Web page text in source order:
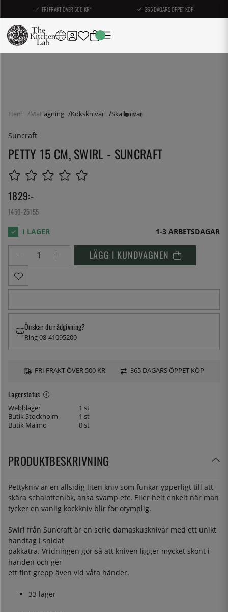
FRI FRAKT ÖVER 500 KR* 365 DAGARS ÖPPET KÖP
Hem Matlagning Köksknivar Skalknivar
Suncraft
PETTY 15 CM, SWIRL - SUNCRAFT
1829:-
1450-25155
1-3 ARBETSDAGAR
LÄGG I KUNDVAGNEN
Lagerstatus
Webblager
1 st
Butik Stockholm
1 st
Butik Malmö
0 st
Önskar du rådgivning?
Ring 08-41095200
FRI FRAKT ÖVER 500 KR 365 DAGARS ÖPPET KÖP
PRODUKTBESKRIVNING
Pettykniv är en allsidig liten kniv som funkar ypperligt till att
skära schalottenlök, ansa svamp etc. Eller helt enkelt när man
tycker en vanlig kockkniv blir för otymplig.
Swirl från Suncraft är en serie damaskusknivar med ett unikt
handtag i snidat
pakkaträ. Vridningen gör så att kniven ligger mycket skönt i
handen och ger
ett fint grepp även vid våta händer.
33 lager